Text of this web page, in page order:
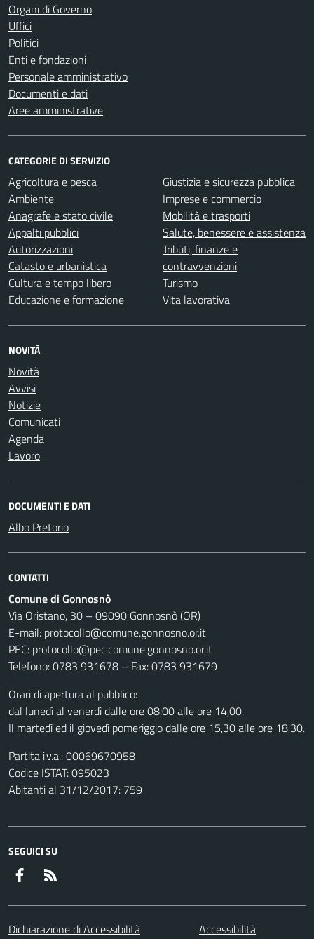
Organi di Governo
Uffici
Politici
Enti e fondazioni
Personale amministrativo
Documenti e dati
Aree amministrative
CATEGORIE DI SERVIZIO
Agricoltura e pesca
Ambiente
Anagrafe e stato civile
Appalti pubblici
Autorizzazioni
Catasto e urbanistica
Cultura e tempo libero
Educazione e formazione
Giustizia e sicurezza pubblica
Imprese e commercio
Mobilità e trasporti
Salute, benessere e assistenza
Tributi, finanze e
contravvenzioni
Turismo
Vita lavorativa
NOVITÀ
Novità
Avvisi
Notizie
Comunicati
Agenda
Lavoro
DOCUMENTI E DATI
Albo Pretorio
CONTATTI
Comune di Gonnosnò
Via Oristano, 30 – 09090 Gonnosnò (OR)
E-mail: protocollo@comune.gonnosno.or.it
PEC: protocollo@pec.comune.gonnosno.or.it
Telefono: 0783 931678 – Fax: 0783 931679
Orari di apertura al pubblico:
dal lunedì al venerdì dalle ore 08:00 alle ore 14,00.
Il martedì ed il giovedì pomeriggio dalle ore 15,30 alle ore 18,30.
Partita i.v.a.: 00069670958
Codice ISTAT: 095023
Abitanti al 31/12/2017: 759
SEGUICI SU
Facebook
Dichiarazione di Accessibilità
Accessibilità